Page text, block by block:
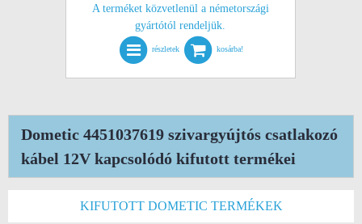
A terméket közvetlenül a németországi
gyártótól rendeljük.
részletek kosárba!
Dometic 4451037619 szivargyújtós csatlakozó
kábel 12V kapcsolódó kifutott termékei
KIFUTOTT DOMETIC TERMÉKEK